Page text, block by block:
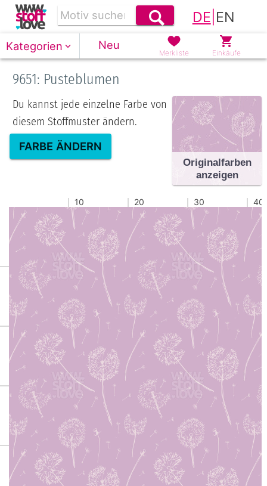
DE EN
Kategorien Neu
Merkliste Einkäufe
9651: Pusteblumen
Du kannst jede einzelne Farbe von
diesem Stoffmuster ändern.
FARBE ÄNDERN
Originalfarben
anzeigen